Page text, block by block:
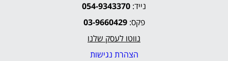
נייד: 054-9343370
פקס:03-9660429
נווטו לעסק שלנו
הצהרת נגישות